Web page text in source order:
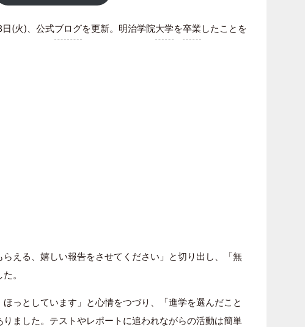
(火)、公式ブログを更新。明治学院大学を卒業 したことを
える、嬉しい報告をさせてください」と切り出し、「無
。
っとしています」と心情をつづり、「進学を選んだこと
ました。テストやレポートに追われながらの活動は簡単